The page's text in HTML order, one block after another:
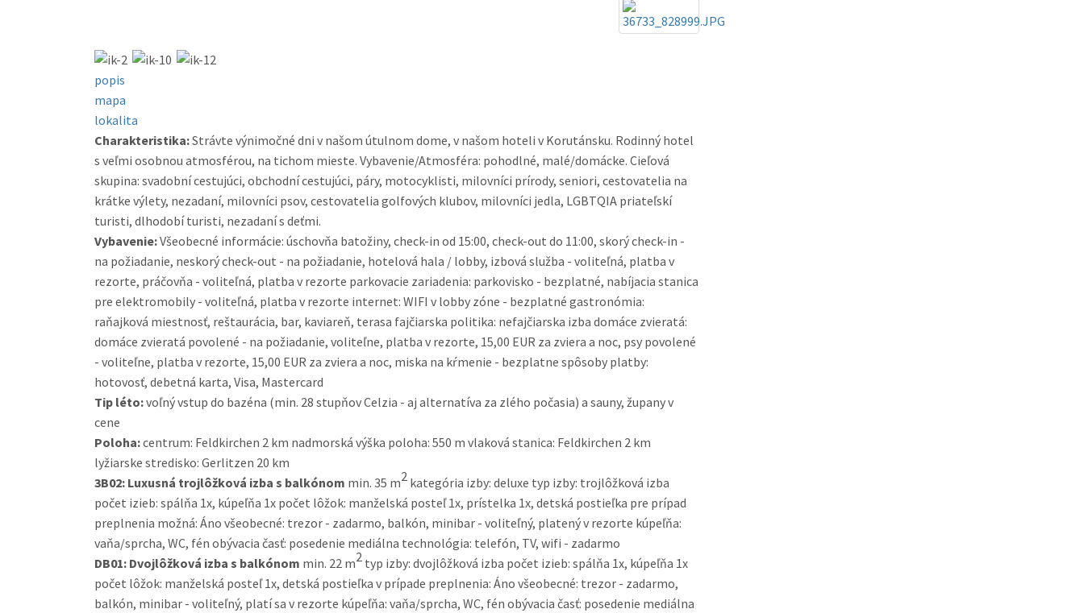
popis
mapa
lokalita
Charakteristika:Strávte výnimočné dni v našom útulnom dome, v našom hoteli v Korutánsku. Rodinný hotel
s veľmi osobnou atmosférou, na tichom mieste. Vybavenie/Atmosféra: pohodlné, malé/domácke. Cieľová
skupina: svadobní cestujúci, obchodní cestujúci, páry, motocyklisti, milovníci prírody, seniori, cestovatelia na
krátke výlety, nezadaní, milovníci psov, cestovatelia golfových klubov, milovníci jedla, LGBTQIA priateľskí
turisti, dlhodobí turisti, nezadaní s deťmi.
Vybavenie:Všeobecné informácie: úschovňa batožiny, check-in od 15:00, check-out do 11:00, skorý check-in -
na požiadanie, neskorý check-out - na požiadanie, hotelová hala / lobby, izbová služba - voliteľná, platba v
rezorte, práčovňa - voliteľná, platba v rezorte parkovacie zariadenia: parkovisko - bezplatné, nabíjacia stanica
pre elektromobily - voliteľná, platba v rezorte internet: WIFI v lobby zóne - bezplatné gastronómia:
raňajková miestnosť, reštaurácia, bar, kaviareň, terasa fajčiarska politika: nefajčiarska izba domáce zvieratá:
domáce zvieratá povolené - na požiadanie, voliteľne, platba v rezorte, 15,00 EUR za zviera a noc, psy povolené
- voliteľne, platba v rezorte, 15,00 EUR za zviera a noc, miska na kŕmenie - bezplatne spôsoby platby:
hotovosť, debetná karta, Visa, Mastercard
Tip léto:voľný vstup do bazéna (min. 28 stupňov Celzia - aj alternatíva za zlého počasia) a sauny, župany v
cene
Poloha:centrum: Feldkirchen 2 km nadmorská výška poloha: 550 m vlaková stanica: Feldkirchen 2 km
lyžiarske stredisko: Gerlitzen 20 km
3B02: Luxusná trojlôžková izba s balkónom min. 35 m2 kategória izby: deluxe typ izby: trojlôžková izba
počet izieb: spálňa 1x, kúpeľňa 1x počet lôžok: manželská posteľ 1x, prístelka 1x, detská postieľka pre prípad
preplnenia možná: Áno všeobecné: trezor - zadarmo, balkón, minibar - voliteľný, platený v rezorte kúpeľňa:
vaňa/sprcha, WC, fén obývacia časť: posedenie mediálna technológia: telefón, TV, wifi - zadarmo
DB01: Dvojlôžková izba s balkónom min. 22 m2 typ izby: dvojlôžková izba počet izieb: spálňa 1x, kúpeľňa 1x
počet lôžok: manželská posteľ 1x, detská postieľka v prípade preplnenia: Áno všeobecné: trezor - zadarmo,
balkón, minibar - voliteľný, platí sa v rezorte kúpeľňa: vaňa/sprcha, WC, fén obývacia časť: posedenie mediálna